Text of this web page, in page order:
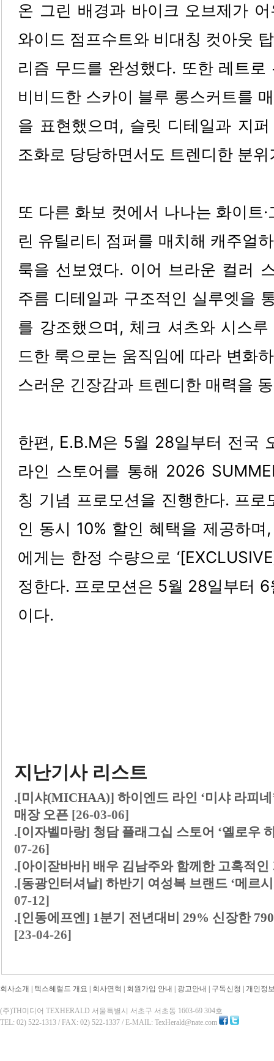
온 그린 배경과 바이크 오브제가
와이드 점프수트와 비대칭 컷아웃
리즘 무드를 완성했다. 또한 레트
비비드한 스카이 블루 롱스커트를
을 표현했으며, 슬릿 디테일과 지
조화로 당당하면서도 트렌디한 분
또 다른 화보 컷에서 나나는 화이트
린 유틸리티 점퍼를 매치해 캐주얼
룩을 선보였다. 이어 브라운 컬러
주름 디테일과 구조적인 실루엣을
를 강조했으며, 체크 셔츠와 시스
드한 룩으로는 움직임에 따라 변화
스러운 긴장감과 트렌디한 매력을
한편, E.B.M은 5월 28일부터 전국
라인 스토어를 통해 2026
칭 기념 프로모션을 진행한다. 프로
인 동시 10% 할인 혜택을 제공하
에게는 한정 수량으로
정한다. 프로모션은 5월 28일부터
이다.
지난기사 리스트
.[미샤(MICHAA)] 하이엔드 라인 ‘미샤 라피
매장 오픈 [26-03-06]
.[이자벨마랑] 청담 플래그십 스토어 ‘옐로우
07-26]
.[아이잗바바] 배우 김남주와 함께한 고혹적
.[동광인터셔날] 하반기 여성복 브랜드 ‘메르
07-12]
.[인동에프엔] 1분기 전년대비 29% 신장한
[23-04-26]
회사소개 텍스헤럴드 개요 회사연혁 회원가입 안내 광고안내 구독신청 개인정
(주)TH미디어 TEXHERALD 서울특별시 서초구 서초동 1603-69 304호
TEL: 02) 522-1313 / FAX: 02) 522-1337 / E-MAIL: TexHerald@nate.com